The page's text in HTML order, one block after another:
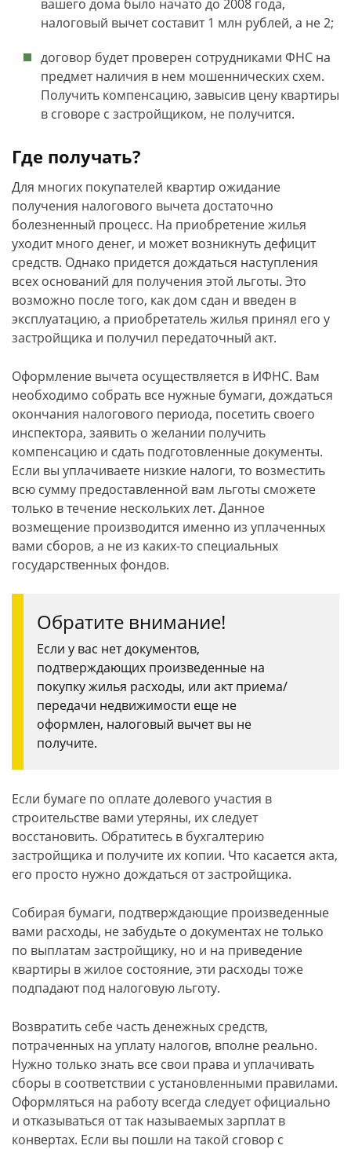
вашего дома было начато до 2008 года,
налоговый вычет составит 1 млн рублей, а не 2;
договор будет проверен сотрудниками ФНС на
предмет наличия в нем мошеннических схем.
Получить компенсацию, завысив цену квартиры
в сговоре с застройщиком, не получится.
Где получать?
Для многих покупателей квартир ожидание
получения налогового вычета достаточно
болезненный процесс. На приобретение жилья
уходит много денег, и может возникнуть дефицит
средств. Однако придется дождаться наступления
всех оснований для получения этой льготы. Это
возможно после того, как дом сдан и введен в
эксплуатацию, а приобретатель жилья принял его у
застройщика и получил передаточный акт.
Оформление вычета осуществляется в ИФНС. Вам
необходимо собрать все нужные бумаги, дождаться
окончания налогового периода, посетить своего
инспектора, заявить о желании получить
компенсацию и сдать подготовленные документы.
Если вы уплачиваете низкие налоги, то возместить
всю сумму предоставленной вам льготы сможете
только в течение нескольких лет. Данное
возмещение производится именно из уплаченных
вами сборов, а не из каких-то специальных
государственных фондов.
Обратите внимание!
Если у вас нет документов,
подтверждающих произведенные на
покупку жилья расходы, или акт приема/
передачи недвижимости еще не
оформлен, налоговый вычет вы не
получите.
Если бумаге по оплате долевого участия в
строительстве вами утеряны, их следует
восстановить. Обратитесь в бухгалтерию
застройщика и получите их копии. Что касается акта,
его просто нужно дождаться от застройщика.
Собирая бумаги, подтверждающие произведенные
вами расходы, не забудьте о документах не только
по выплатам застройщику, но и на приведение
квартиры в жилое состояние, эти расходы тоже
подпадают под налоговую льготу.
Возвратить себе часть денежных средств,
потраченных на уплату налогов, вполне реально.
Нужно только знать все свои права и уплачивать
сборы в соответствии с установленными правилами.
Оформляться на работу всегда следует официально
и отказываться от так называемых зарплат в
конвертах. Если вы пошли на такой сговор с